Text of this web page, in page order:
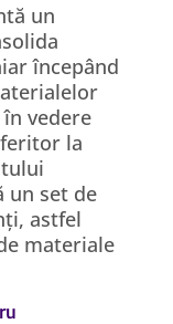
un
începând
vedere
la
un set de
astfel
materiale